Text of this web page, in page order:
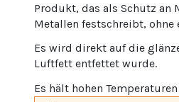
Produkt, das als Schutz an
Metallen festschreibt, ohne
Es wird direkt auf die
Luftfett entfettet wurde.
Es hält hohen